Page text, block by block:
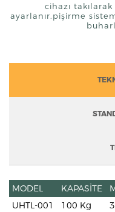
cihazı takılarak
ayarlanır.pişirme
MODEL KAPASİTE
UHTL-001
100 Kg